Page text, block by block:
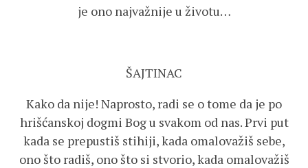
je ono najvažnije u životu…
ŠAJTINAC
Kako da nije! Naprosto, radi se o tome da je po
hrišćanskoj dogmi Bog u svakom od nas. Prvi put
kada se prepustiš stihiji, kada omalovažiš sebe,
ono što radiš, ono što si stvorio, kada omalovažiš